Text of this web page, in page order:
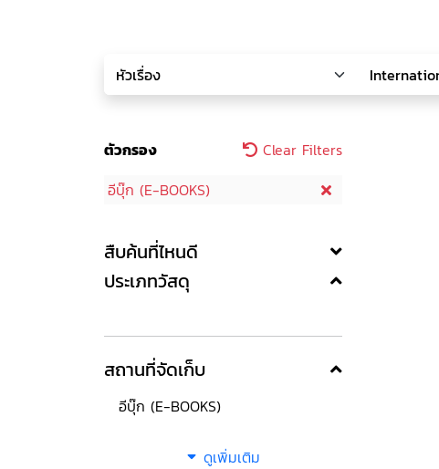
ตัวกรอง
Clear Filters
อีบุ๊ก (E-BOOKS)
สืบค้นที่ไหนดี
ประเภทวัสดุ
สถานที่จัดเก็บ
อีบุ๊ก (E-BOOKS)
ดูเพิ่มเติม